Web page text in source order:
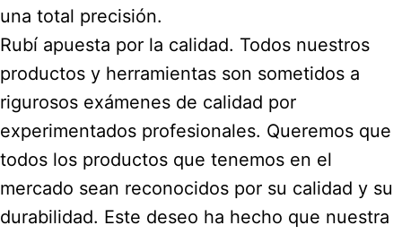
una total precisión.
Rubí apuesta por la calidad. Todos nuestros
productos y herramientas son sometidos a
rigurosos exámenes de calidad por
experimentados profesionales. Queremos que
todos los productos que tenemos en el
mercado sean reconocidos por su calidad y su
durabilidad. Este deseo ha hecho que nuestra